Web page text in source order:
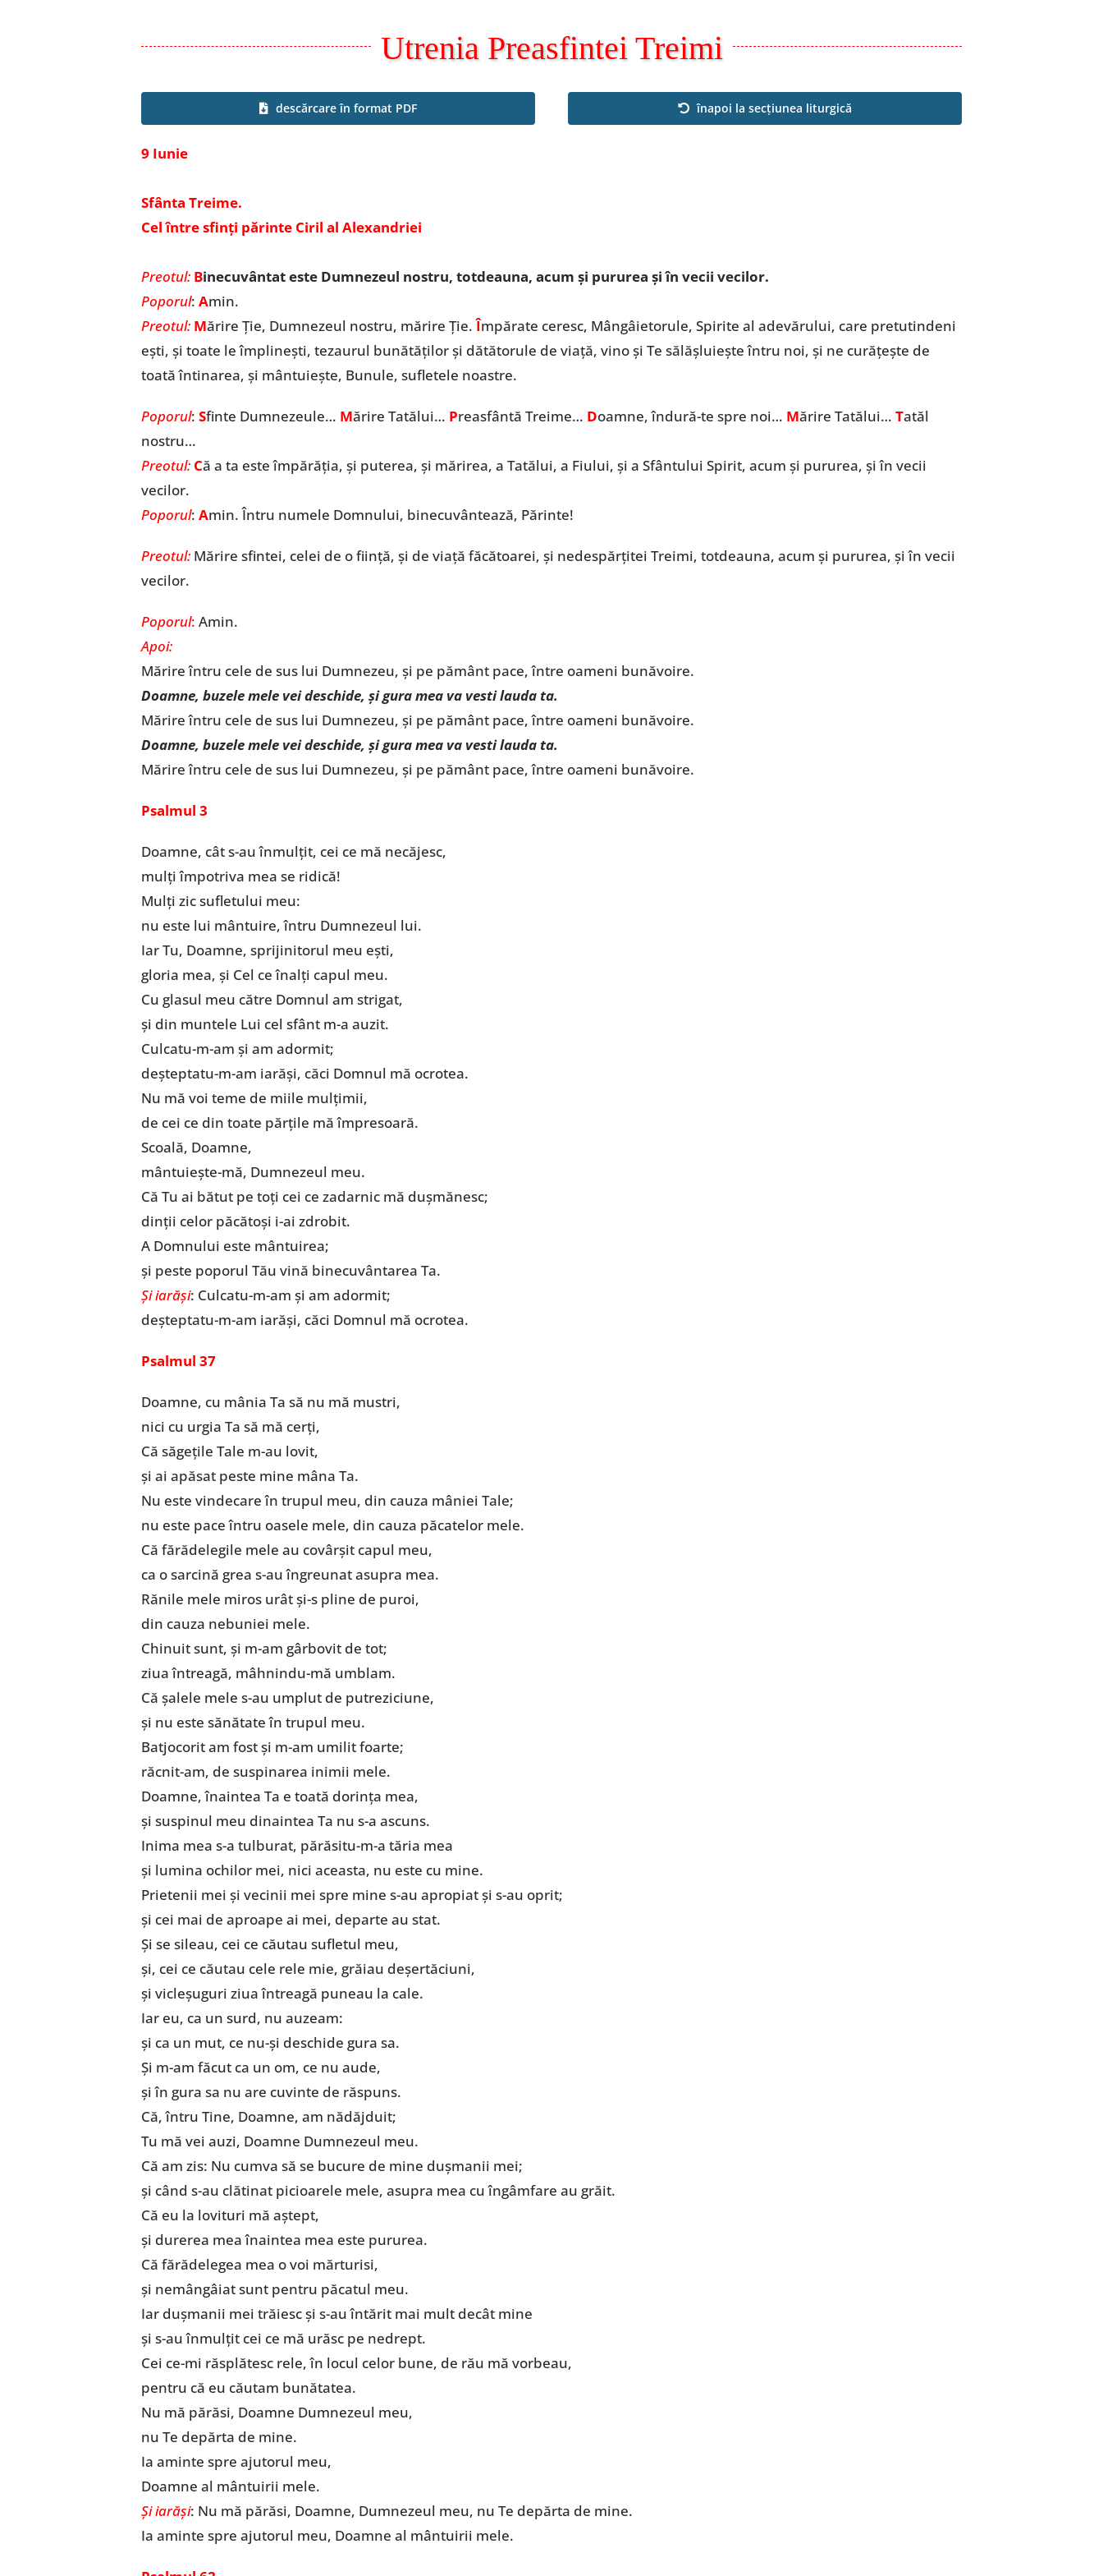
Utrenia Preasfintei Treimi
descărcare în format PDF înapoi la secțiunea liturgică
9 Iunie
Sfânta Treime.
Cel între sfinți părinte Ciril al Alexandriei
Preotul: Binecuvântat este Dumnezeul nostru, totdeauna, acum și pururea și în vecii vecilor.
Poporul: Amin.
Preotul: Mărire Ție, Dumnezeul nostru, mărire Ție.Împărate ceresc, Mângâietorule, Spirite al adevărului, care pretutindeni
eşti, şi toate le împlineşti, tezaurul bunătăţilor şi dătătorule de viaţă, vino şi Te sălășluiește întru noi, și ne curăţeşte de
toată întinarea, şi mântuieşte, Bunule, sufletele noastre.
Poporul: Sfinte Dumnezeule… Mărire Tatălui… Preasfântă Treime… Doamne, îndură-te spre noi… Mărire Tatălui… Tatăl
nostru…
Preotul: Că a ta este împărăția, și puterea, și mărirea, a Tatălui, a Fiului, și a Sfântului Spirit, acum și pururea, și în vecii
vecilor.
Poporul: Amin. Întru numele Domnului, binecuvântează, Părinte!
Preotul: Mărire sfintei, celei de o fiinţă, şi de viaţă făcătoarei, şi nedespărţitei Treimi, totdeauna, acum şi pururea, şi în vecii
vecilor.
Poporul: Amin.
Apoi:
Mărire întru cele de sus lui Dumnezeu, şi pe pământ pace, între oameni bunăvoire.
Doamne, buzele mele vei deschide, şi gura mea va vesti lauda ta.
Mărire întru cele de sus lui Dumnezeu, şi pe pământ pace, între oameni bunăvoire.
Doamne, buzele mele vei deschide, şi gura mea va vesti lauda ta.
Mărire întru cele de sus lui Dumnezeu, şi pe pământ pace, între oameni bunăvoire.
Psalmul 3
Doamne, cât s-au înmulţit, cei ce mă necăjesc,
mulţi împotriva mea se ridică!
Mulţi zic sufletului meu:
nu este lui mântuire, întru Dumnezeul lui.
Iar Tu, Doamne, sprijinitorul meu eşti,
gloria mea, şi Cel ce înalţi capul meu.
Cu glasul meu către Domnul am strigat,
şi din muntele Lui cel sfânt m-a auzit.
Culcatu-m-am şi am adormit;
deşteptatu-m-am iarăşi, căci Domnul mă ocrotea.
Nu mă voi teme de miile mulţimii,
de cei ce din toate părţile mă împresoară.
Scoală, Doamne,
mântuieşte-mă, Dumnezeul meu.
Că Tu ai bătut pe toţi cei ce zadarnic mă duşmănesc;
dinţii celor păcătoşi i-ai zdrobit.
A Domnului este mântuirea;
şi peste poporul Tău vină binecuvântarea Ta.
Şi iarăşi: Culcatu-m-am şi am adormit;
deşteptatu-m-am iarăşi, căci Domnul mă ocrotea.
Psalmul 37
Doamne, cu mânia Ta să nu mă mustri,
nici cu urgia Ta să mă cerţi,
Că săgeţile Tale m-au lovit,
şi ai apăsat peste mine mâna Ta.
Nu este vindecare în trupul meu, din cauza mâniei Tale;
nu este pace întru oasele mele, din cauza păcatelor mele.
Că fărădelegile mele au covârşit capul meu,
ca o sarcină grea s-au îngreunat asupra mea.
Rănile mele miros urât şi-s pline de puroi,
din cauza nebuniei mele.
Chinuit sunt, şi m-am gârbovit de tot;
ziua întreagă, mâhnindu-mă umblam.
Că şalele mele s-au umplut de putreziciune,
şi nu este sănătate în trupul meu.
Batjocorit am fost şi m-am umilit foarte;
răcnit-am, de suspinarea inimii mele.
Doamne, înaintea Ta e toată dorinţa mea,
şi suspinul meu dinaintea Ta nu s-a ascuns.
Inima mea s-a tulburat, părăsitu-m-a tăria mea
şi lumina ochilor mei, nici aceasta, nu este cu mine.
Prietenii mei şi vecinii mei spre mine s-au apropiat şi s-au oprit;
şi cei mai de aproape ai mei, departe au stat.
Şi se sileau, cei ce căutau sufletul meu,
şi, cei ce căutau cele rele mie, grăiau deşertăciuni,
şi vicleşuguri ziua întreagă puneau la cale.
Iar eu, ca un surd, nu auzeam:
şi ca un mut, ce nu-şi deschide gura sa.
Şi m-am făcut ca un om, ce nu aude,
şi în gura sa nu are cuvinte de răspuns.
Că, întru Tine, Doamne, am nădăjduit;
Tu mă vei auzi, Doamne Dumnezeul meu.
Că am zis: Nu cumva să se bucure de mine duşmanii mei;
şi când s-au clătinat picioarele mele, asupra mea cu îngâmfare au grăit.
Că eu la lovituri mă aştept,
şi durerea mea înaintea mea este pururea.
Că fărădelegea mea o voi mărturisi,
şi nemângâiat sunt pentru păcatul meu.
Iar duşmanii mei trăiesc şi s-au întărit mai mult decât mine
şi s-au înmulţit cei ce mă urăsc pe nedrept.
Cei ce-mi răsplătesc rele, în locul celor bune, de rău mă vorbeau,
pentru că eu căutam bunătatea.
Nu mă părăsi, Doamne Dumnezeul meu,
nu Te depărta de mine.
Ia aminte spre ajutorul meu,
Doamne al mântuirii mele.
Şi iarăşi: Nu mă părăsi, Doamne, Dumnezeul meu, nu Te depărta de mine.
Ia aminte spre ajutorul meu, Doamne al mântuirii mele.